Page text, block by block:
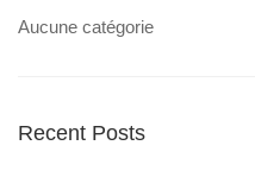
Aucune catégorie
Recent Posts